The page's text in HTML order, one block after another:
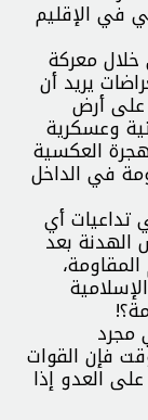
في الإقليم
خلال معركة
يريد أن
على أرض
وعسكرية
العكسية
في الداخل
تداعيات أي
الهدنة بعد
مجرد
فإن القوات
العدو إذا